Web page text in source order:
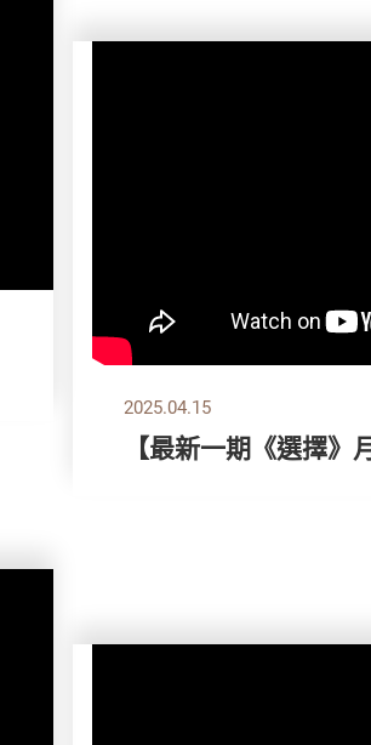
2025.04.15
【最新一期《選擇》